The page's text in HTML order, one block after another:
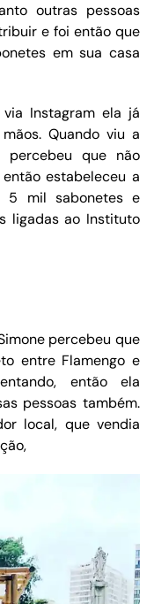
outras pessoas
e foi então que
em sua casa
Instagram ela já
Quando viu a
percebeu que não
estabeleceu a
5 mil sabonetes e
ligadas ao Instituto
percebeu que
entre Flamengo e
então ela
pessoas também.
local, que vendia